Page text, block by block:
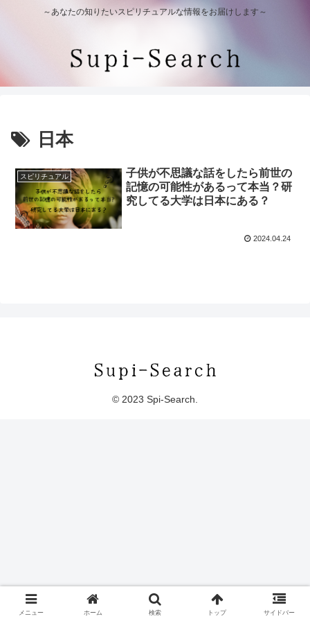
～あなたの知りたいスピリチュアルな情報をお届けします～
日本
スピリチュアル
子供が不思議な話をしたら前世の
記憶の可能性があるって本当？研
究してる大学は日本にある？
2024.04.24
© 2023 Spi-Search.
メニュー ホーム 検索 トップ サイドバー